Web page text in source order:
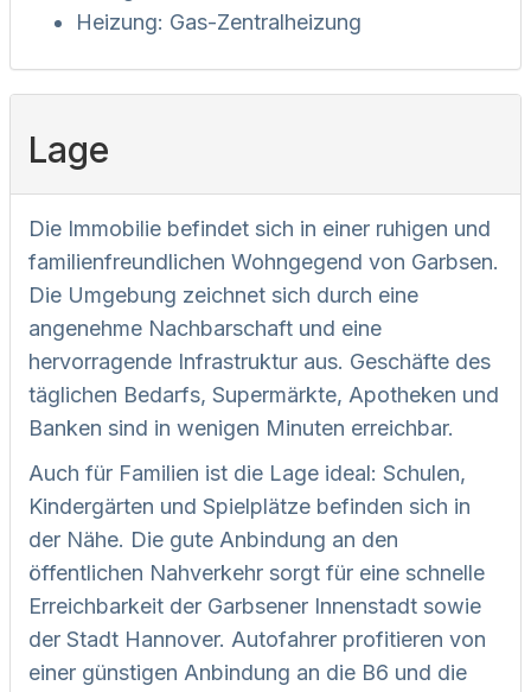
Heizung: Gas-Zentralheizung
Lage
Die Immobilie befindet sich in einer ruhigen und
familienfreundlichen Wohngegend von Garbsen.
Die Umgebung zeichnet sich durch eine
angenehme Nachbarschaft und eine
hervorragende Infrastruktur aus. Geschäfte des
täglichen Bedarfs, Supermärkte, Apotheken und
Banken sind in wenigen Minuten erreichbar.
Auch für Familien ist die Lage ideal: Schulen,
Kindergärten und Spielplätze befinden sich in
der Nähe. Die gute Anbindung an den
öffentlichen Nahverkehr sorgt für eine schnelle
Erreichbarkeit der Garbsener Innenstadt sowie
der Stadt Hannover. Autofahrer profitieren von
einer günstigen Anbindung an die B6 und die